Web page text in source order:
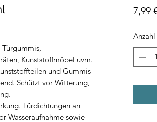
Kunststoffmöbel uvm.
und Gummis
Schützt vor Witterung,
Türdichtungen an
Wasseraufnahme sowie
7,99
Anzahl